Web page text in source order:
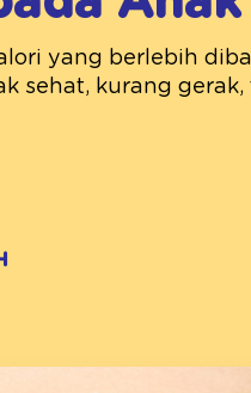
yang berlebih
sehat, kurang gerak,